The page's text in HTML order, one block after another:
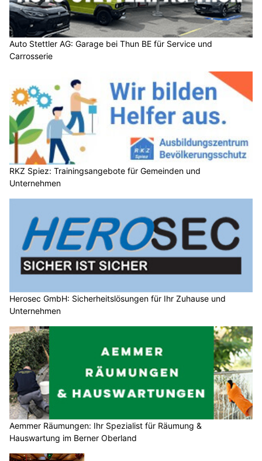
Auto Stettler AG: Garage bei Thun BE für Service und
Carrosserie
RKZ Spiez: Trainingsangebote für Gemeinden und
Unternehmen
Herosec GmbH: Sicherheitslösungen für Ihr Zuhause und
Unternehmen
Aemmer Räumungen: Ihr Spezialist für Räumung &
Hauswartung im Berner Oberland